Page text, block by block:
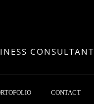
CONSULTANT
CONTACT